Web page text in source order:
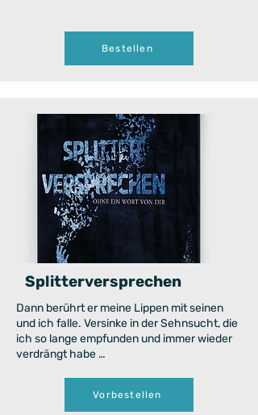
Bestellen
Splitterversprechen
Dann berührt er meine Lippen mit seinen
und ich falle. Versinke in der Sehnsucht, die
ich so lange empfunden und immer wieder
verdrängt habe …
Vorbestellen